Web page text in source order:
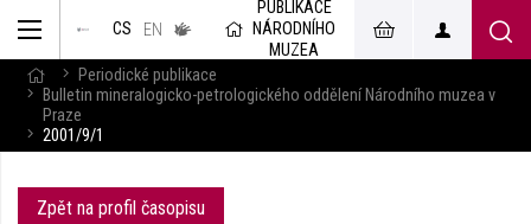
CS EN
v českém
jazyce
PUBLIKACE
NÁRODNÍHO
MUZEA
Periodické publikace
Bulletin mineralogicko-petrologického oddělení Národního muzea v
Praze
2001/9/1
Zpět na profil časopisu